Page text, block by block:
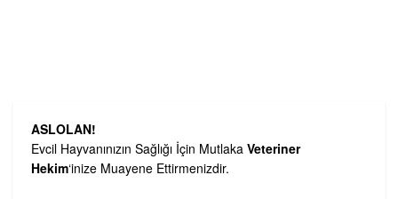
ASLOLAN!
Evcil Hayvanınızın Sağlığı İçin Mutlaka Veteriner
Hekim‘inize Muayene Ettirmenizdir.